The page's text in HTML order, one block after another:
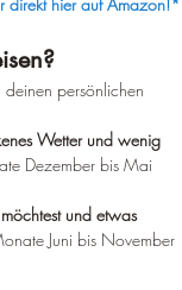
deinen persönlichen
Wetter und wenig
Dezember bis Mai
und etwas
Juni bis November